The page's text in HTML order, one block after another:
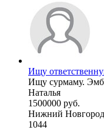
Ищу
Ищу сурмаму.
Наталья
1500000 руб.
Нижний Новгород
1044